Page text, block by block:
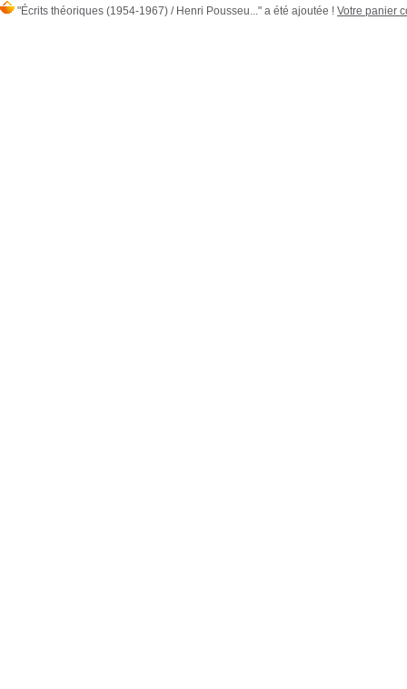
"Écrits théoriques (1954-1967) / Henri Pousseu..." a été ajoutée ! Votre panier